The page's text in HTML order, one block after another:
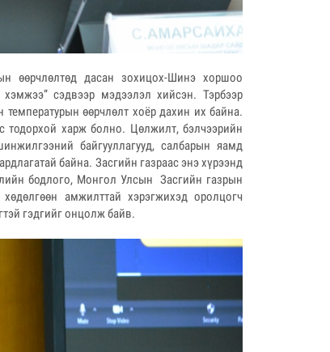
өөрчлөлтөд дасан зохицох-Шинэ хоршоо
сэдвээр мэдээлэл хийсэн. Тэрбээр
өөрчлөлт хоёр дахин их байна.
харж болно. Цөлжилт, бэлчээрийн
байгууллагууд, салбарын яамд
байна. Засгийн газраас энэ хүрээнд
бодлого, Монгол Улсын Засгийн газрын
амжилттай хэрэгжихэд оролцогч
гэдгийг онцолж байв.